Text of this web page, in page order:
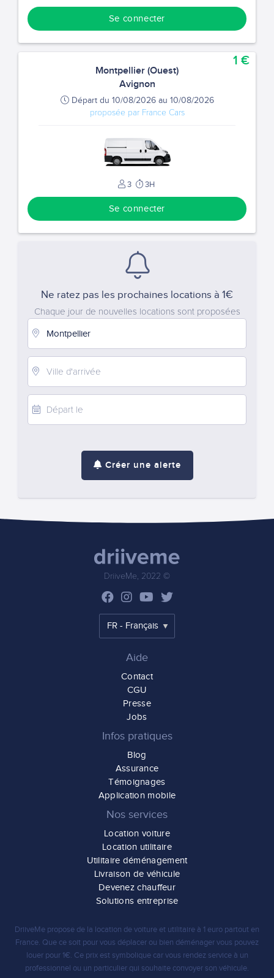
Se connecter
Montpellier (Ouest)
Avignon
Départ du 10/08/2026 au 10/08/2026
proposée par France Cars
3 3H
1 €
Se connecter
Ne ratez pas les prochaines locations à 1€
Chaque jour de nouvelles locations sont proposées
Créer une alerte
DriiveMe, 2022 ©
Aide
Contact
CGU
Presse
Jobs
Infos pratiques
Blog
Assurance
Témoignages
Application mobile
Nos services
Location voiture
Location utilitaire
Utilitaire déménagement
Livraison de véhicule
Devenez chauffeur
Solutions entreprise
DriiveMe propose de la location de voiture et utilitaire à 1 euro partout en
France. Que ce soit pour vous déplacer ou bien déménagervous pouvez
louer pour 1€. Ce prix est symbolique car vous rendez service à un
professionnel ou un particulier qui souhaite convoyer son véhicule.